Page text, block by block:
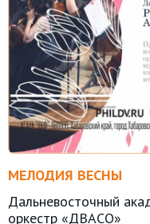
МЕЛОДИЯ ВЕСНЫ
Дальневосточный
оркестр «ДВАСО»